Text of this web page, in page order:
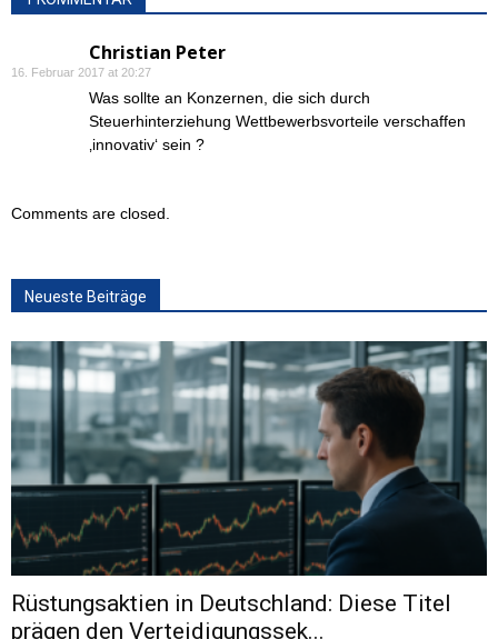
Christian Peter
16. Februar 2017 at 20:27
Was sollte an Konzernen, die sich durch
Steuerhinterziehung Wettbewerbsvorteile verschaffen
‚innovativ‘ sein ?
Comments are closed.
Neueste Beiträge
Rüstungsaktien in Deutschland: Diese Titel
prägen den Verteidigungssek...